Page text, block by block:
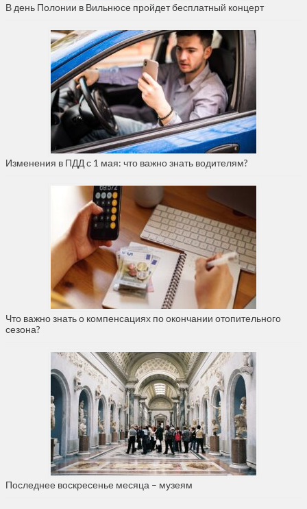
В день Полонии в Вильнюсе пройдет бесплатный концерт
Изменения в ПДД с 1 мая: что важно знать водителям?
Что важно знать о компенсациях по окончании отопительного
сезона?
Последнее воскресенье месяца – музеям